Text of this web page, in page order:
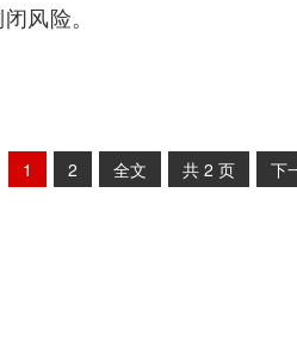
风险。
1 2 全文 共 2 页 下